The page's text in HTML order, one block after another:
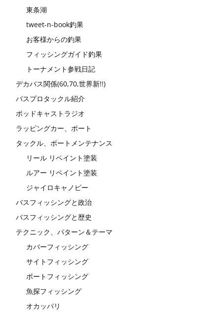
東条湖
tweet-n-book釣果
お客様からの釣果
フィッシングガイド釣果
トーナメント参戦日記
デカバス関係(60,70,世界新!!)
バスプロタックル紹介
ポッドキャストラジオ
ラッピングカー、ボート
タックル、ボートメンテナンス
リール リペイント塗装
ルアー リペイント塗装
ジャイロキャノピー
バスフィッシングと政治
バスフィッシングと歴史
テクニック、パターン＆テーマ
カバーフィッシング
サイトフィッシング
ボートフィッシング
魚探フィッシング
オカッパリ